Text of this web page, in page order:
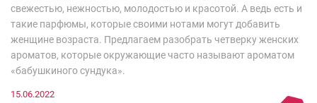
свежестью, нежностью, молодостью и красотой. А ведь есть и
такие парфюмы, которые своими нотами могут добавить
женщине возраста. Предлагаем разобрать четверку женских
ароматов, которые окружающие часто называют ароматом
«бабушкиного сундука».
15.06.2022